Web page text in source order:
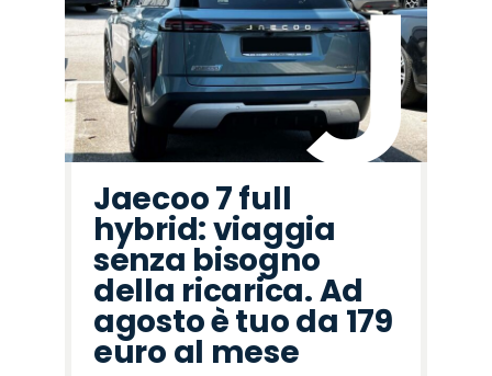
Rover
Romeo
Jaecoo 7 full
hybrid: viaggia
senza bisogno
della ricarica. Ad
agosto è tuo da 179
euro al mese